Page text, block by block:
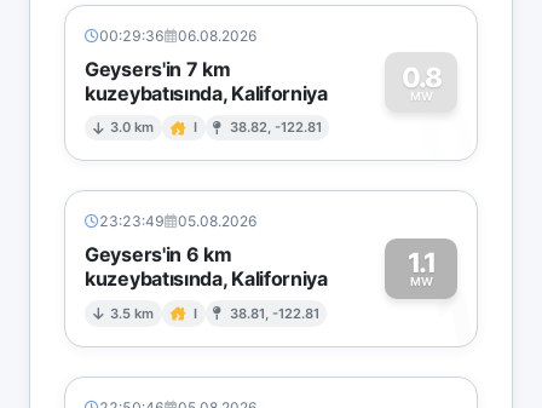
00:29:36 06.08.2026
Geysers'in 7 km
kuzeybatısında, Kaliforniya
3.0 km I 38.82, -122.81
0.8
MW
0
23:23:49 05.08.2026
Geysers'in 6 km
kuzeybatısında, Kaliforniya
3.5 km I 38.81, -122.81
1.1
MW1